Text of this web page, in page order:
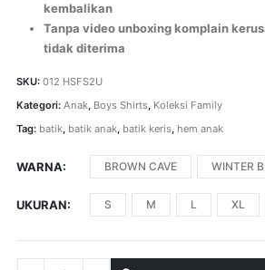
kembalikan
Tanpa video unboxing komplain
tidak diterima
SKU: 012 HSFS2U
Kategori: Anak, Boys Shirts, Koleksi Family
Tag: batik, batik anak, batik keris, hem anak
WARNA BROWN CAVE WINTER
UKURAN S M L XL